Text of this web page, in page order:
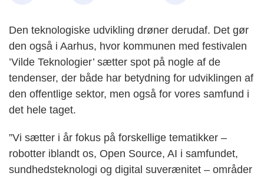
Den teknologiske udvikling drøner derudaf. Det gør
den også i Aarhus, hvor kommunen med festivalen
’Vilde Teknologier’ sætter spot på nogle af de
tendenser, der både har betydning for udviklingen af
den offentlige sektor, men også for vores samfund i
det hele taget.
”Vi sætter i år fokus på forskellige tematikker –
robotter iblandt os, Open Source, AI i samfundet,
sundhedsteknologi og digital suverænitet – områder